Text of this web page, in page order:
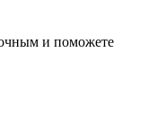
и поможете